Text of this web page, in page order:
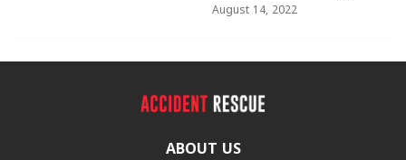
August 14, 2022
ABOUT US